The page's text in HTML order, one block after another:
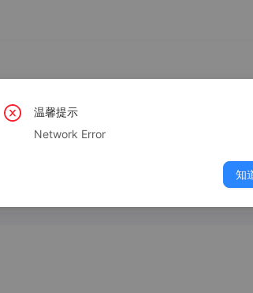
温馨提示
Network Error
知